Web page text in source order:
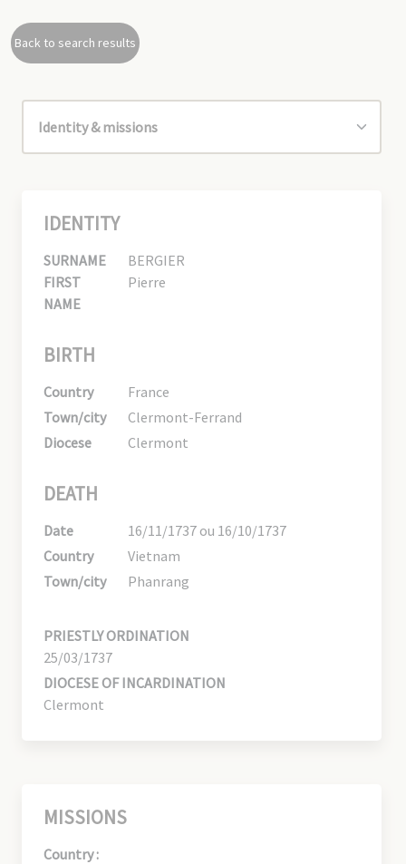
Back to search results
IDENTITY
SURNAME
BERGIER
FIRST
NAME
Pierre
BIRTH
Country
France
Town/city
Clermont-Ferrand
Diocese
Clermont
DEATH
Date
16/11/1737 ou 16/10/1737
Country
Vietnam
Town/city
Phanrang
PRIESTLY ORDINATION
25/03/1737
DIOCESE OF INCARDINATION
Clermont
MISSIONS
Country :